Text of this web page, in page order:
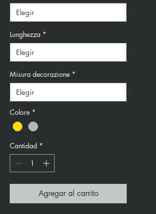
Lunghezza *
Misura decorazione *
Colore *
Cantidad *
Agregar al carrito